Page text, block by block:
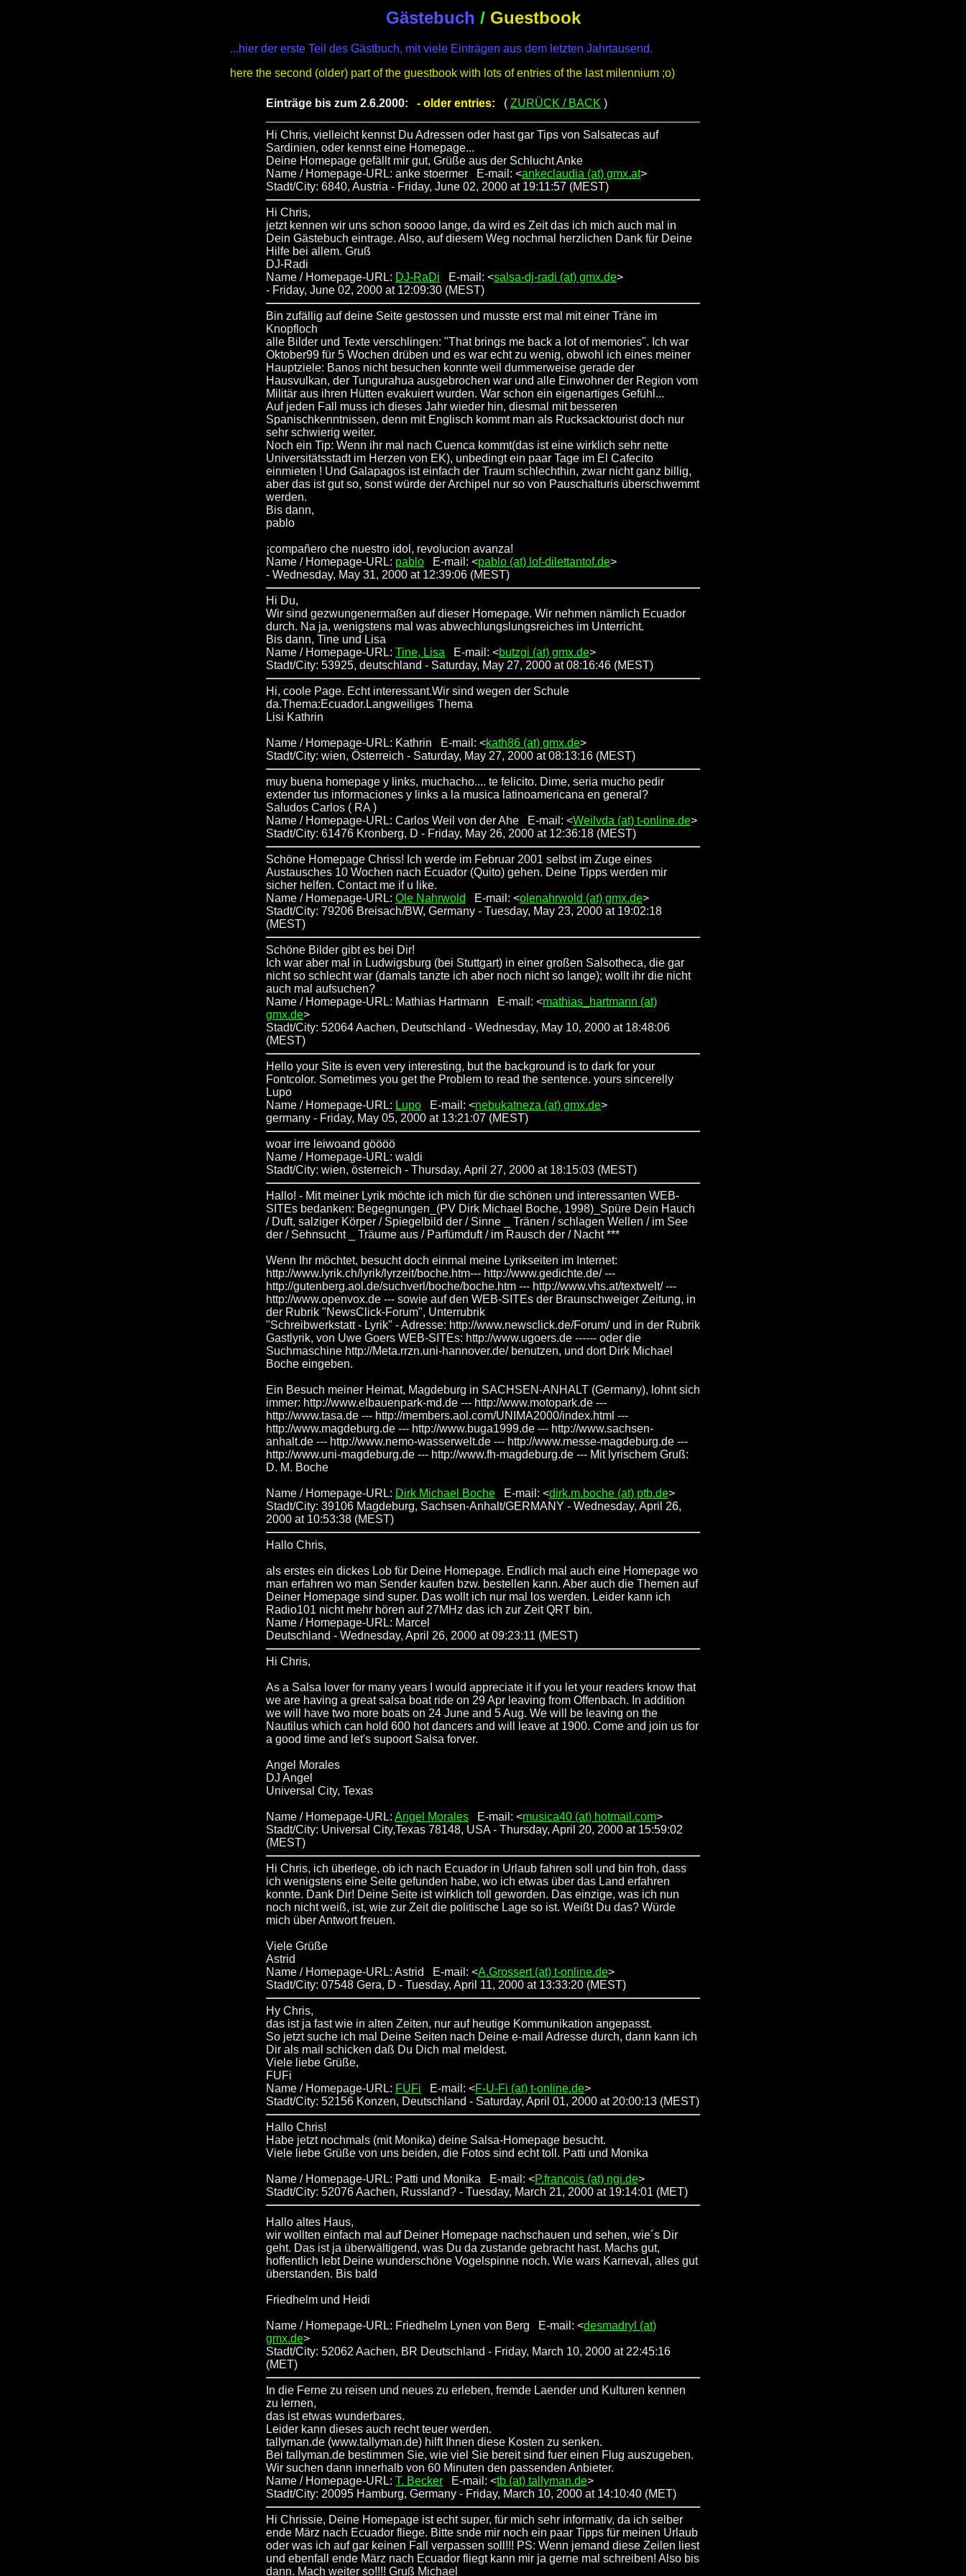
Gästebuch / Guestbook
...hier der erste Teil des Gästbuch, mit viele Einträgen aus dem letzten Jahrtausend.
here the second (older) part of the guestbook with lots of entries of the last milennium ;o)
Einträge bis zum 2.6.2000: - older entries: ( ZURÜCK / BACK )
Hi Chris, vielleicht kennst Du Adressen oder hast gar Tips von Salsatecas auf
Sardinien, oder kennst eine Homepage...
Deine Homepage gefällt mir gut, Grüße aus der Schlucht Anke
Name / Homepage-URL: anke stoermer E-mail: <ankeclaudia (at) gmx.at>
Stadt/City: 6840, Austria - Friday, June 02, 2000 at 19:11:57 (MEST)
Hi Chris,
jetzt kennen wir uns schon soooo lange, da wird es Zeit das ich mich auch mal in
Dein Gästebuch eintrage. Also, auf diesem Weg nochmal herzlichen Dank für Deine
Hilfe bei allem. Gruß
DJ-Radi
Name / Homepage-URL: DJ-RaDi E-mail: <salsa-dj-radi (at) gmx.de>
- Friday, June 02, 2000 at 12:09:30 (MEST)
Bin zufällig auf deine Seite gestossen und musste erst mal mit einer Träne im
Knopfloch
alle Bilder und Texte verschlingen: "That brings me back a lot of memories". Ich war
Oktober99 für 5 Wochen drüben und es war echt zu wenig, obwohl ich eines meiner
Hauptziele: Banos nicht besuchen konnte weil dummerweise gerade der
Hausvulkan, der Tungurahua ausgebrochen war und alle Einwohner der Region vom
Militär aus ihren Hütten evakuiert wurden. War schon ein eigenartiges Gefühl...
Auf jeden Fall muss ich dieses Jahr wieder hin, diesmal mit besseren
Spanischkenntnissen, denn mit Englisch kommt man als Rucksacktourist doch nur
sehr schwierig weiter.
Noch ein Tip: Wenn ihr mal nach Cuenca kommt(das ist eine wirklich sehr nette
Universitätsstadt im Herzen von EK), unbedingt ein paar Tage im El Cafecito
einmieten ! Und Galapagos ist einfach der Traum schlechthin, zwar nicht ganz billig,
aber das ist gut so, sonst würde der Archipel nur so von Pauschalturis überschwemmt
werden.
Bis dann,
pablo
¡compañero che nuestro idol, revolucion avanza!
Name / Homepage-URL: pablo E-mail: <pablo (at) lof-dilettantof.de>
- Wednesday, May 31, 2000 at 12:39:06 (MEST)
Hi Du,
Wir sind gezwungenermaßen auf dieser Homepage. Wir nehmen nämlich Ecuador
durch. Na ja, wenigstens mal was abwechlungslungsreiches im Unterricht.
Bis dann, Tine und Lisa
Name / Homepage-URL: Tine, Lisa E-mail: <butzgi (at) gmx.de>
Stadt/City: 53925, deutschland - Saturday, May 27, 2000 at 08:16:46 (MEST)
Hi, coole Page. Echt interessant.Wir sind wegen der Schule
da.Thema:Ecuador.Langweiliges Thema
Lisi Kathrin
Name / Homepage-URL: Kathrin E-mail: <kath86 (at) gmx.de>
Stadt/City: wien, Österreich - Saturday, May 27, 2000 at 08:13:16 (MEST)
muy buena homepage y links, muchacho.... te felicito. Dime, seria mucho pedir
extender tus informaciones y links a la musica latinoamericana en general?
Saludos Carlos ( RA )
Name / Homepage-URL: Carlos Weil von der Ahe E-mail: <Weilvda (at) t-online.de>
Stadt/City: 61476 Kronberg, D - Friday, May 26, 2000 at 12:36:18 (MEST)
Schöne Homepage Chriss! Ich werde im Februar 2001 selbst im Zuge eines
Austausches 10 Wochen nach Ecuador (Quito) gehen. Deine Tipps werden mir
sicher helfen. Contact me if u like.
Name / Homepage-URL: Ole Nahrwold E-mail: <olenahrwold (at) gmx.de>
Stadt/City: 79206 Breisach/BW, Germany - Tuesday, May 23, 2000 at 19:02:18
(MEST)
Schöne Bilder gibt es bei Dir!
Ich war aber mal in Ludwigsburg (bei Stuttgart) in einer großen Salsotheca, die gar
nicht so schlecht war (damals tanzte ich aber noch nicht so lange); wollt ihr die nicht
auch mal aufsuchen?
Name / Homepage-URL: Mathias Hartmann E-mail: <mathias_hartmann (at)
gmx.de>
Stadt/City: 52064 Aachen, Deutschland - Wednesday, May 10, 2000 at 18:48:06
(MEST)
Hello your Site is even very interesting, but the background is to dark for your
Fontcolor. Sometimes you get the Problem to read the sentence. yours sincerelly
Lupo
Name / Homepage-URL: Lupo E-mail: <nebukatneza (at) gmx.de>
germany - Friday, May 05, 2000 at 13:21:07 (MEST)
woar irre leiwoand göööö
Name / Homepage-URL: waldi
Stadt/City: wien, österreich - Thursday, April 27, 2000 at 18:15:03 (MEST)
Hallo! - Mit meiner Lyrik möchte ich mich für die schönen und interessanten WEB-
SITEs bedanken: Begegnungen_(PV Dirk Michael Boche, 1998)_Spüre Dein Hauch
/ Duft, salziger Körper / Spiegelbild der / Sinne _ Tränen / schlagen Wellen / im See
der / Sehnsucht _ Träume aus / Parfümduft / im Rausch der / Nacht ***
Wenn Ihr möchtet, besucht doch einmal meine Lyrikseiten im Internet:
http://www.lyrik.ch/lyrik/lyrzeit/boche.htm--- http://www.gedichte.de/ ---
http://gutenberg.aol.de/suchverl/boche/boche.htm --- http://www.vhs.at/textwelt/ ---
http://www.openvox.de --- sowie auf den WEB-SITEs der Braunschweiger Zeitung, in
der Rubrik "NewsClick-Forum", Unterrubrik
"Schreibwerkstatt - Lyrik" - Adresse: http://www.newsclick.de/Forum/ und in der Rubrik
Gastlyrik, von Uwe Goers WEB-SITEs: http://www.ugoers.de ------ oder die
Suchmaschine http://Meta.rrzn.uni-hannover.de/ benutzen, und dort Dirk Michael
Boche eingeben.
Ein Besuch meiner Heimat, Magdeburg in SACHSEN-ANHALT (Germany), lohnt sich
immer: http://www.elbauenpark-md.de --- http://www.motopark.de ---
http://www.tasa.de --- http://members.aol.com/UNIMA2000/index.html ---
http://www.magdeburg.de --- http://www.buga1999.de --- http://www.sachsen-
anhalt.de --- http://www.nemo-wasserwelt.de --- http://www.messe-magdeburg.de ---
http://www.uni-magdeburg.de --- http://www.fh-magdeburg.de --- Mit lyrischem Gruß:
D. M. Boche
Name / Homepage-URL: Dirk Michael Boche E-mail: <dirk.m.boche (at) ptb.de>
Stadt/City: 39106 Magdeburg, Sachsen-Anhalt/GERMANY - Wednesday, April 26,
2000 at 10:53:38 (MEST)
Hallo Chris,
als erstes ein dickes Lob für Deine Homepage. Endlich mal auch eine Homepage wo
man erfahren wo man Sender kaufen bzw. bestellen kann. Aber auch die Themen auf
Deiner Homepage sind super. Das wollt ich nur mal los werden. Leider kann ich
Radio101 nicht mehr hören auf 27MHz das ich zur Zeit QRT bin.
Name / Homepage-URL: Marcel
Deutschland - Wednesday, April 26, 2000 at 09:23:11 (MEST)
Hi Chris,
As a Salsa lover for many years I would appreciate it if you let your readers know that
we are having a great salsa boat ride on 29 Apr leaving from Offenbach. In addition
we will have two more boats on 24 June and 5 Aug. We will be leaving on the
Nautilus which can hold 600 hot dancers and will leave at 1900. Come and join us for
a good time and let's supoort Salsa forver.
Angel Morales
DJ Angel
Universal City, Texas
Name / Homepage-URL: Angel Morales E-mail: <musica40 (at) hotmail.com>
Stadt/City: Universal City,Texas 78148, USA- Thursday, April 20, 2000 at 15:59:02
(MEST)
Hi Chris, ich überlege, ob ich nach Ecuador in Urlaub fahren soll und bin froh, dass
ich wenigstens eine Seite gefunden habe, wo ich etwas über das Land erfahren
konnte. Dank Dir! Deine Seite ist wirklich toll geworden. Das einzige, was ich nun
noch nicht weiß, ist, wie zur Zeit die politische Lage so ist. Weißt Du das? Würde
mich über Antwort freuen.
Viele Grüße
Astrid
Name / Homepage-URL: Astrid E-mail: <A.Grossert (at) t-online.de>
Stadt/City: 07548 Gera, D - Tuesday, April 11, 2000 at 13:33:20 (MEST)
Hy Chris,
das ist ja fast wie in alten Zeiten, nur auf heutige Kommunikation angepasst.
So jetzt suche ich mal Deine Seiten nach Deine e-mail Adresse durch, dann kann ich
Dir als mail schicken daß Du Dich mal meldest.
Viele liebe Grüße,
FUFi
Name / Homepage-URL: FUFi E-mail: <F-U-Fi (at) t-online.de>
Stadt/City: 52156 Konzen, Deutschland - Saturday, April 01, 2000 at 20:00:13 (MEST)
Hallo Chris!
Habe jetzt nochmals (mit Monika) deine Salsa-Homepage besucht.
Viele liebe Grüße von uns beiden, die Fotos sind echt toll. Patti und Monika
Name / Homepage-URL: Patti und Monika E-mail: <P.francois (at) ngi.de>
Stadt/City: 52076 Aachen, Russland? - Tuesday, March 21, 2000 at 19:14:01 (MET)
Hallo altes Haus,
wir wollten einfach mal auf Deiner Homepage nachschauen und sehen, wie´s Dir
geht. Das ist ja überwältigend, was Du da zustande gebracht hast. Machs gut,
hoffentlich lebt Deine wunderschöne Vogelspinne noch. Wie wars Karneval, alles gut
überstanden. Bis bald
Friedhelm und Heidi
Name / Homepage-URL: Friedhelm Lynen von Berg E-mail: <desmadryl (at)
gmx.de>
Stadt/City: 52062 Aachen, BR Deutschland - Friday, March 10, 2000 at 22:45:16
(MET)
In die Ferne zu reisen und neues zu erleben, fremde Laender und Kulturen kennen
zu lernen,
das ist etwas wunderbares.
Leider kann dieses auch recht teuer werden.
tallyman.de (www.tallyman.de) hilft Ihnen diese Kosten zu senken.
Bei tallyman.de bestimmen Sie, wie viel Sie bereit sind fuer einen Flug auszugeben.
Wir suchen dann innerhalb von 60 Minuten den passenden Anbieter.
Name / Homepage-URL: T. Becker E-mail: <tb (at) tallyman.de>
Stadt/City: 20095 Hamburg, Germany - Friday, March 10, 2000 at 14:10:40 (MET)
Hi Chrissie, Deine Homepage ist echt super, für mich sehr informativ, da ich selber
ende März nach Ecuador fliege. Bitte snde mir noch ein paar Tipps für meinen Urlaub
oder was ich auf gar keinen Fall verpassen soll!!! PS: Wenn jemand diese Zeilen liest
und ebenfall ende März nach Ecuador fliegt kann mir ja gerne mal schreiben! Also bis
dann. Mach weiter so!!!! Gruß Michael